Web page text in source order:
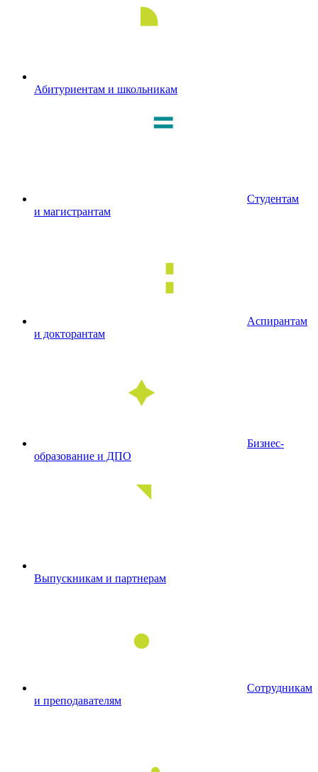
Абитуриентам и школьникам
Студентам
и магистрантам
Аспирантам
и докторантам
Бизнес-
образование и ДПО
Выпускникам и партнерам
Сотрудникам
и преподавателям